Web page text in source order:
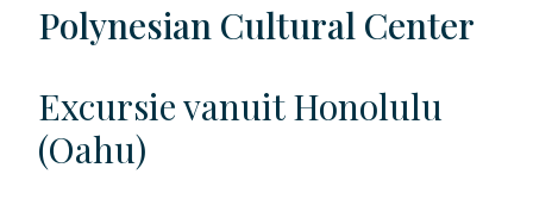
Polynesian Cultural Center
Excursie vanuit Honolulu
(Oahu)